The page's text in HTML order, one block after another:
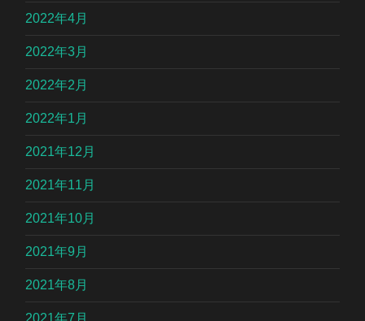
2022年4月
2022年3月
2022年2月
2022年1月
2021年12月
2021年11月
2021年10月
2021年9月
2021年8月
2021年7月